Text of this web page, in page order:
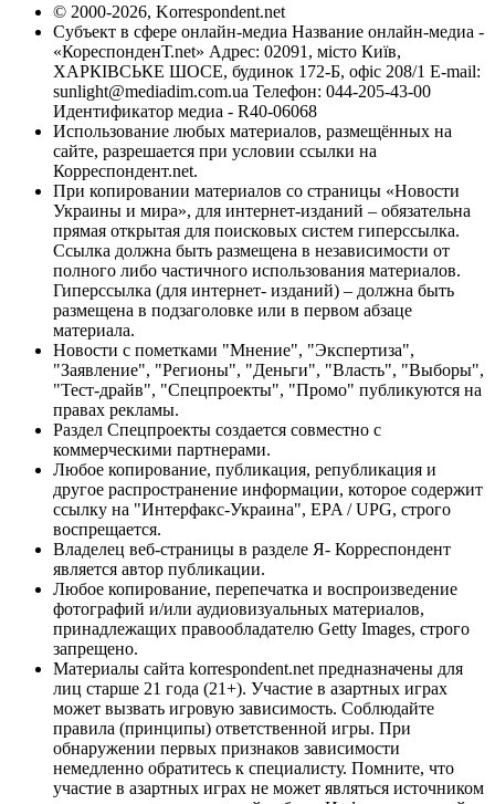
© 2000-2026, Korrespondent.net
Субъект в сфере онлайн-медиа Название онлайн-медиа -
«КореспонденТ.net» Адрес: 02091, місто Київ,
ХАРКІВСЬКЕ ШОСЕ, будинок 172-Б, офіс 208/1 E-mail:
sunlight@mediadim.com.ua Телефон: 044-205-43-00
Идентификатор медиа - R40-06068
Использование любых материалов, размещённых на
сайте, разрешается при условии ссылки на
Корреспондент.net.
При копировании материалов со страницы «Новости
Украины и мира», для интернет-изданий – обязательна
прямая открытая для поисковых систем гиперссылка.
Ссылка должна быть размещена в независимости от
полного либо частичного использования материалов.
Гиперссылка (для интернет- изданий) – должна быть
размещена в подзаголовке или в первом абзаце
материала.
Новости с пометками "Мнение", "Экспертиза",
"Заявление", "Регионы", "Деньги", "Власть", "Выборы",
"Тест-драйв", "Спецпроекты", "Промо" публикуются на
правах рекламы.
Раздел Спецпроекты создается совместно с
коммерческими партнерами.
Любое копирование, публикация, републикация и
другое распространение информации, которое содержит
ссылку на "Интерфакс-Украина", EPA / UPG, строго
воспрещается.
Владелец веб-страницы в разделе Я- Корреспондент
является автор публикации.
Любое копирование, перепечатка и воспроизведение
фотографий и/или аудиовизуальных материалов,
принадлежащих правообладателю Getty Images, строго
запрещено.
Материалы сайта korrespondent.net предназначены для
лиц старше 21 года (21+). Участие в азартных играх
может вызвать игровую зависимость. Соблюдайте
правила (принципы) ответственной игры. При
обнаружении первых признаков зависимости
немедленно обратитесь к специалисту. Помните, что
участие в азартных играх не может являться источником